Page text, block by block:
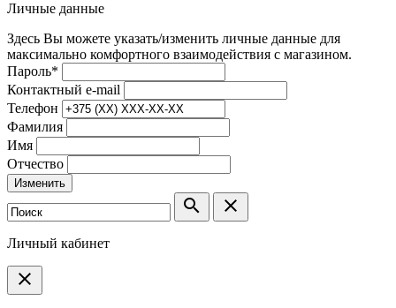
Личные данные
Здесь Вы можете указать/изменить личные данные для
максимально комфортного взаимодействия с магазином.
Пароль*
Контактный e-mail
Телефон
Фамилия
Имя
Отчество
Изменить
search clear
Личный кабинет
clear